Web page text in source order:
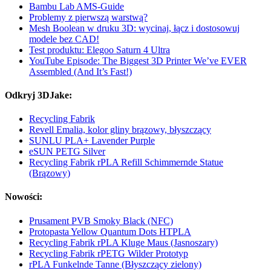
Bambu Lab AMS-Guide
Problemy z pierwszą warstwą?
Mesh Boolean w druku 3D: wycinaj, łącz i dostosowuj
modele bez CAD!
Test produktu: Elegoo Saturn 4 Ultra
YouTube Episode: The Biggest 3D Printer We’ve EVER
Assembled (And It’s Fast!)
Odkryj 3DJake:
Recycling Fabrik
Revell Emalia, kolor gliny brązowy, błyszczący
SUNLU PLA+ Lavender Purple
eSUN PETG Silver
Recycling Fabrik rPLA Refill Schimmernde Statue
(Brązowy)
Nowości:
Prusament PVB Smoky Black (NFC)
Protopasta Yellow Quantum Dots HTPLA
Recycling Fabrik rPLA Kluge Maus (Jasnoszary)
Recycling Fabrik rPETG Wilder Prototyp
rPLA Funkelnde Tanne (Błyszczący zielony)